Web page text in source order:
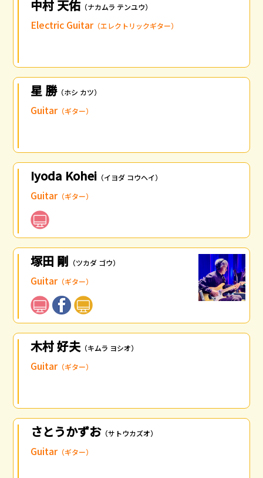
中村 天佑 （ナカムラ テンユウ）
Electric Guitar（エレクトリックギター）
星 勝（ホシ カツ）
Guitar（ギター）
Iyoda Kohei （イヨダ コウヘイ）
Guitar（ギター）
塚田 剛 （ツカダ ゴウ）
Guitar（ギター）
木村 好夫 （キムラ ヨシオ）
Guitar（ギター）
さとうかずお（サトウカズオ）
Guitar（ギター）